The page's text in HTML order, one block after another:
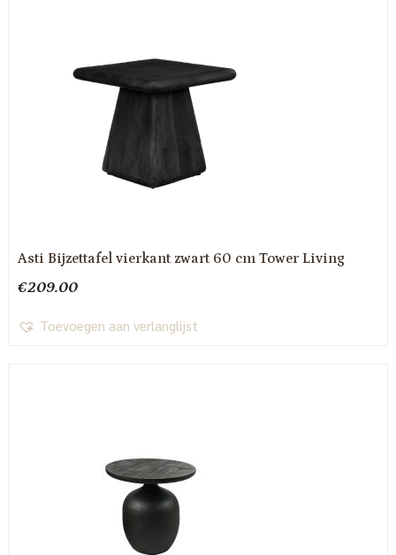
Asti Bijzettafel vierkant zwart 60 cm Tower Living
€209.00
Toevoegen aan verlanglijst